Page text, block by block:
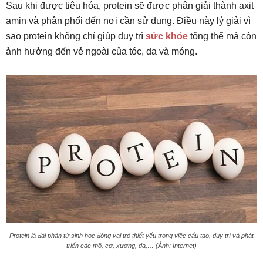
Sau khi được tiêu hóa, protein sẽ được phân giải thành axit
amin và phân phối đến nơi cần sử dụng. Điều này lý giải vì
sao protein không chỉ giúp duy trì sức khỏe tổng thể mà còn
ảnh hưởng đến vẻ ngoài của tóc, da và móng.
Protein là đại phân tử sinh học đóng vai trò thiết yếu trong việc cấu tạo, duy trì và phát
triển các mô, cơ, xương, da,… (Ảnh: Internet)